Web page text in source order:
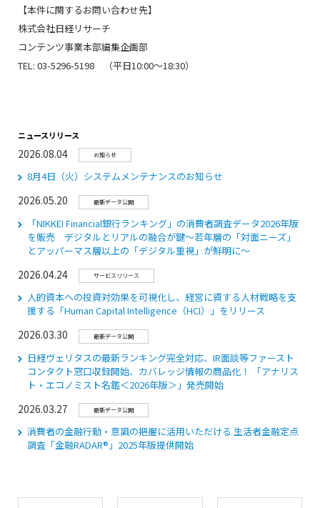
【本件に関するお問い合わせ先】
株式会社日経リサーチ
コンテンツ事業本部編集企画部
TEL: 03-5296-5198 （平日10:00～18:30）
ニュースリリース
2026.08.04 お知らせ
8月4日（火）システムメンテナンスのお知らせ
2026.05.20 最新データ公開
「NIKKEI Financial銀行ランキング」の消費者調査データ2026年版
を販売 デジタルとリアルの融合が鍵～若年層の「対面ニーズ」
とアッパーマス層以上の「デジタル重視」が鮮明に～
2026.04.24 サービスリリース
人的資本への投資対効果を可視化し、経営に資する人材戦略を支
援する「Human Capital Intelligence（HCI）」をリリース
2026.03.30 最新データ公開
日経ヴェリタスの最新ランキング完全対応、IR面談等ファースト
コンタクト窓口収録開始、カバレッジ情報の商品化！ 「アナリス
ト・エコノミスト名鑑＜2026年版＞」発売開始
2026.03.27 最新データ公開
消費者の金融行動・意識の把握に活用いただける 生活者金融定点
調査「⾦融RADAR®」2025年版提供開始